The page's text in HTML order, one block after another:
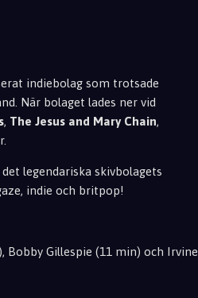
indiebolag som trotsade
När bolaget lades ner vid
, The Jesus and Mary Chain,
legendariska skivbolagets
indie och britpop!
Bobby Gillespie (11 min) och Irvine